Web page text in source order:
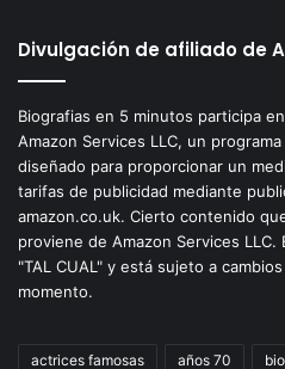
Divulgación de afiliado de
Biografias en 5 minutos participa
Amazon Services LLC, un
diseñado para proporcionar un
tarifas de publicidad mediante
amazon.co.uk. Cierto contenido
proviene de Amazon Services
"TAL CUAL" y está sujeto a
momento.
actrices famosas años 70